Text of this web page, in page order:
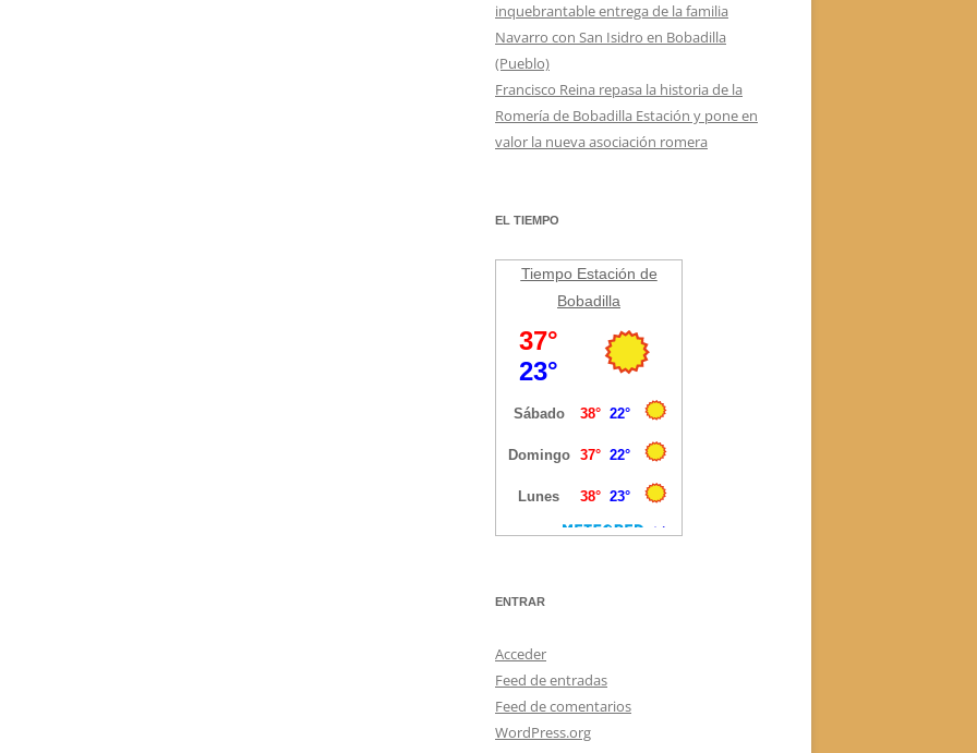
inquebrantable entrega de la familia
Navarro con San Isidro en Bobadilla
(Pueblo)
Francisco Reina repasa la historia de la
Romería de Bobadilla Estación y pone en
valor la nueva asociación romera
EL TIEMPO
Tiempo Estación de
Bobadilla
ENTRAR
Acceder
Feed de entradas
Feed de comentarios
WordPress.org